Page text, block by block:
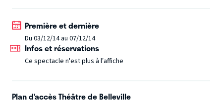
Première et dernière
Du 03/12/14 au 07/12/14
Infos et réservations
Ce spectacle n'est plus à l’affiche
Plan d’accès Théâtre de Belleville